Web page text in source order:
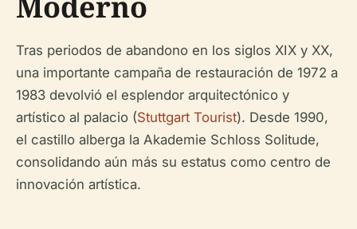
Tras periodos de abandono en los siglos XIX y XX,
una importante campaña de restauración de 1972 a
1983 devolvió el esplendor arquitectónico y
artístico al palacio (Stuttgart Tourist). Desde 1990,
el castillo alberga la Akademie Schloss Solitude,
consolidando aún más su estatus como centro de
innovación artística.